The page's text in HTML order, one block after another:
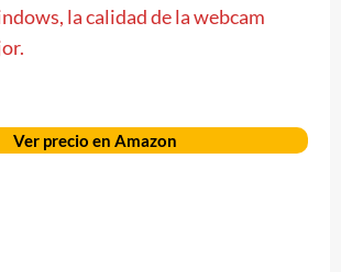
la calidad de la webcam
Ver precio en Amazon